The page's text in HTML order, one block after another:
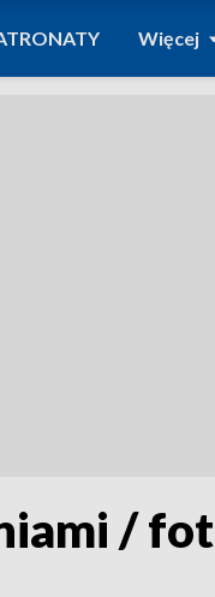
Więcej
/